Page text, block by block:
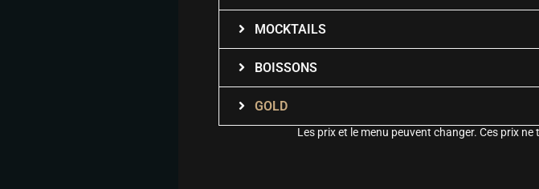
MOCKTAILS
BOISSONS
GOLD
Les prix et le menu peuvent changer. Ces prix